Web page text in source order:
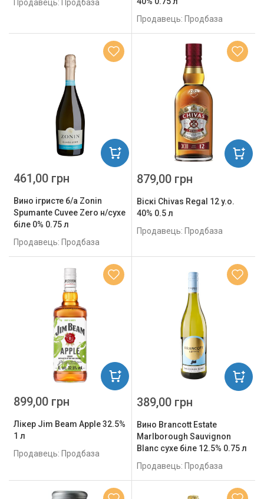
Продавець: Продбаза
Продавець: Продбаза
Вино ігристе б/а Zonin
Spumante Cuvеe Zero н/сухе
біле 0% 0.75 л
Продавець: Продбаза
461,00 грн
Віскі Chivas Regal 12 y.o.
40% 0.5 л
Продавець: Продбаза
879,00 грн
Лікер Jim Beam Apple 32.5%
1 л
Продавець: Продбаза
899,00 грн
Вино Brancott Estate
Marlborough Sauvignon
Blanc сухе біле 12.5% 0.75 л
Продавець: Продбаза
389,00 грн